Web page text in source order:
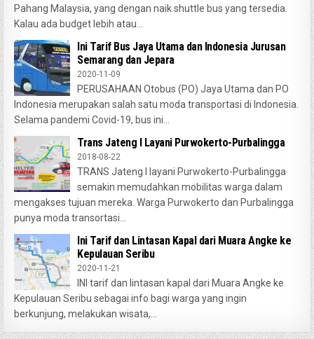
Pahang Malaysia, yang dengan naik shuttle bus yang tersedia.
Kalau ada budget lebih atau...
Ini Tarif Bus Jaya Utama dan Indonesia Jurusan
Semarang dan Jepara
2020-11-09
PERUSAHAAN Otobus (PO) Jaya Utama dan PO
Indonesia merupakan salah satu moda transportasi di Indonesia.
Selama pandemi Covid-19, bus ini...
Trans Jateng I Layani Purwokerto-Purbalingga
2018-08-22
TRANS Jateng I layani Purwokerto-Purbalingga
semakin memudahkan mobilitas warga dalam
mengakses tujuan mereka. Warga Purwokerto dan Purbalingga
punya moda transortasi...
Ini Tarif dan Lintasan Kapal dari Muara Angke ke
Kepulauan Seribu
2020-11-21
INI tarif dan lintasan kapal dari Muara Angke ke
Kepulauan Seribu sebagai info bagi warga yang ingin
berkunjung, melakukan wisata,...